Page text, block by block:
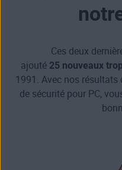
Ces deux
ajouté 25 nouveaux
1991. Avec nos résultats
de sécurité pour PC,